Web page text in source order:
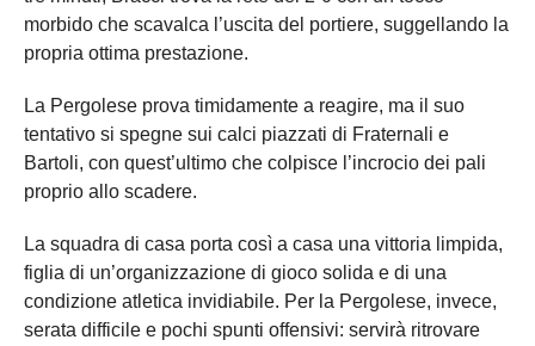
morbido che scavalca l’uscita del portiere, suggellando la
propria ottima prestazione.
La Pergolese prova timidamente a reagire, ma il suo
tentativo si spegne sui calci piazzati di Fraternali e
Bartoli, con quest’ultimo che colpisce l’incrocio dei pali
proprio allo scadere.
La squadra di casa porta così a casa una vittoria limpida,
figlia di un’organizzazione di gioco solida e di una
condizione atletica invidiabile. Per la Pergolese, invece,
serata difficile e pochi spunti offensivi: servirà ritrovare